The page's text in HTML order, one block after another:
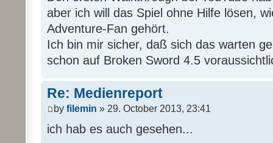
aber ich will das Spiel ohne Hilfe lösen,
Adventure-Fan gehört.
Ich bin mir sicher, daß sich das warten
schon auf Broken Sword 4.5
Re: Medienreport
by filemin » 29. October 2013, 23:41
ich hab es auch gesehen...